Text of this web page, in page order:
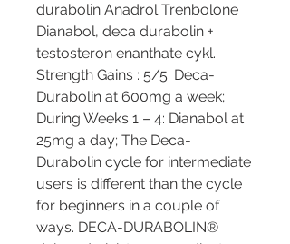
durabolin Anadrol Trenbolone
Dianabol, deca durabolin +
testosteron enanthate cykl.
Strength Gains : 5/5. Deca-
Durabolin at 600mg a week;
During Weeks 1 – 4: Dianabol at
25mg a day; The Deca-
Durabolin cycle for intermediate
users is different than the cycle
for beginners in a couple of
ways. DECA-DURABOLIN®